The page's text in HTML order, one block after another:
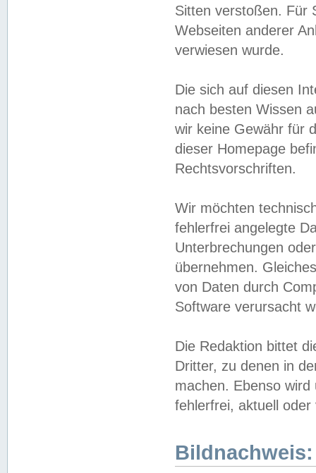
Sitten verstoßen. Für
Webseiten anderer
verwiesen wurde.
Die sich auf diesen
nach besten Wissen
wir keine Gewähr für
dieser Homepage
Rechtsvorschriften.
Wir möchten
fehlerfrei angelegte
Unterbrechungen
übernehmen.
von Daten durch
Software verursacht
Die Redaktion bittet
Dritter, zu denen in
machen. Ebenso
fehlerfrei, aktuell oder
Bildnachweis: